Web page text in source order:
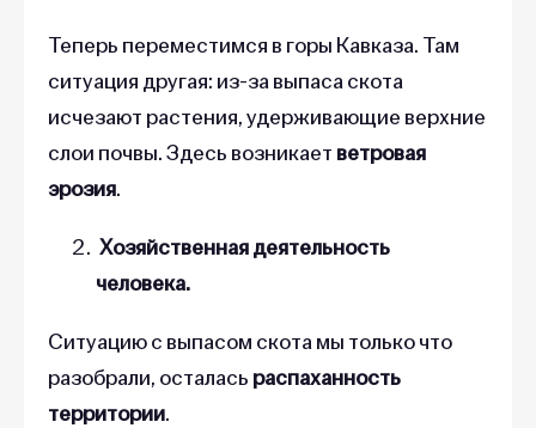
Теперь переместимся в горы Кавказа. Там
ситуация другая: из-за выпаса скота
исчезают растения, удерживающие верхние
слои почвы. Здесь возникает ветровая
эрозия.
Хозяйственная деятельность
человека.
Ситуацию с выпасом скота мы только что
разобрали, осталась распаханность
территории.